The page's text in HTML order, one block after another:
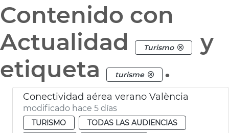
Contenido con
Actualidad
Turismo
y
etiqueta
turisme .
Conectividad aérea verano València
modificado hace 5 días
TURISMO
TODAS LAS AUDIENCIAS